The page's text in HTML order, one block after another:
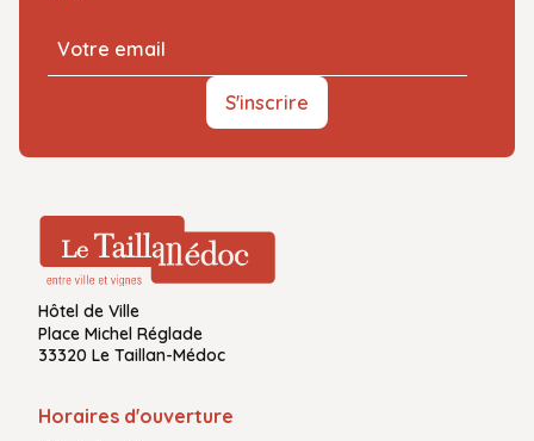
S'inscrire
Hôtel de Ville
Place Michel Réglade
33320 Le Taillan-Médoc
Horaires d'ouverture